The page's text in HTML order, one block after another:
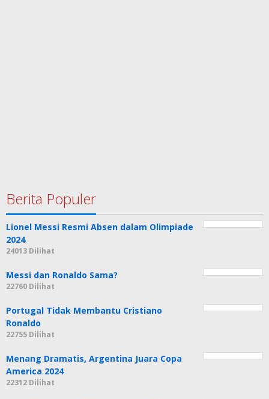
Berita Populer
Lionel Messi Resmi Absen dalam Olimpiade
2024
24013 Dilihat
Messi dan Ronaldo Sama?
22760 Dilihat
Portugal Tidak Membantu Cristiano
Ronaldo
22755 Dilihat
Menang Dramatis, Argentina Juara Copa
America 2024
22312 Dilihat